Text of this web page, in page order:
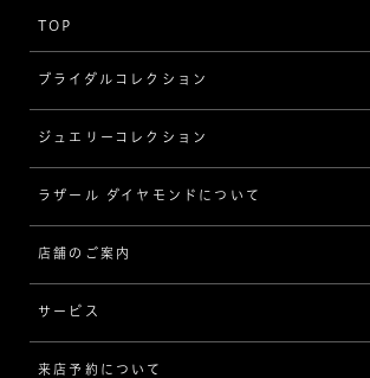
TOP
ブライダルコレクション
婚約指輪（エンゲージリング）
[素材から選ぶ]
プラチナ
イエローゴールド
コンビネーション
ジュエリーコレクション
ジュエリーコレクショントップ
ジュエリー一覧
リング
ネックレス/ペンダント
ラザール ダイヤモンドについて
ラザール ダイヤモンドについて
品質
歴史
店舗のご案内
サービス
サービスについて
来店予約について